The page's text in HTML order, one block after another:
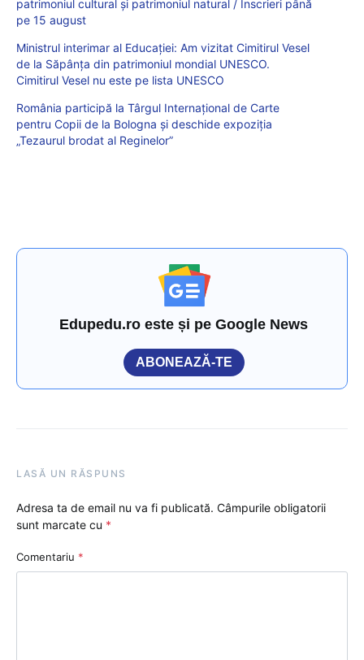
patrimoniul cultural și patrimoniul natural / Înscrieri până
pe 15 august
Ministrul interimar al Educaţiei: Am vizitat Cimitirul Vesel
de la Săpânţa din patrimoniul mondial UNESCO.
Cimitirul Vesel nu este pe lista UNESCO
România participă la Târgul Internațional de Carte
pentru Copii de la Bologna și deschide expoziția
„Tezaurul brodat al Reginelor”
Edupedu.ro este și pe Google News
ABONEAZĂ-TE
LASĂ UN RĂSPUNS
Adresa ta de email nu va fi publicată. Câmpurile obligatorii
sunt marcate cu *
Comentariu *